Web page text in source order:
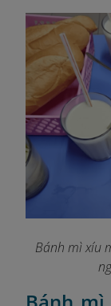
Bánh mì xíu